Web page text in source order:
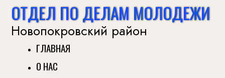
ОТДЕЛ ПО ДЕЛАМ МОЛОДЕЖИ
Новопокровский район
ГЛАВНАЯ
О НАС